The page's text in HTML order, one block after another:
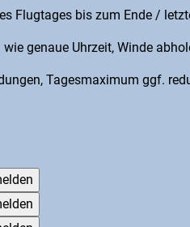
Flugtages bis zum Ende /
genaue Uhrzeit, Winde
Tagesmaximum ggf.